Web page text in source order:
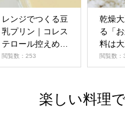
レンジでつくる豆
乳プリン｜コレス
テロール控えめの
すぐできる簡単プ
リン
閲覧数：253
乾燥
る「
料は
け。新
ーな
閲覧数：
楽しい料理